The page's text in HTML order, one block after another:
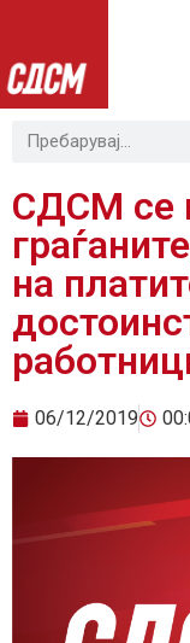
СДСМ се
на
06/12/2019